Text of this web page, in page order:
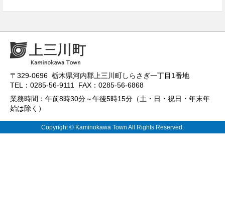
〒329-0696 栃木県河内郡上三川町しらさぎ一丁目1番地
TEL：0285-56-9111 FAX：0285-56-6868
業務時間：午前8時30分～午後5時15分（土・日・祝日・年末年
始は除く）
Copyright © Kaminokawa Town All Rights Reserved.